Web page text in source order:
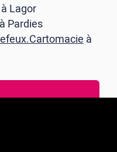
à Lagor
à Pardies
à